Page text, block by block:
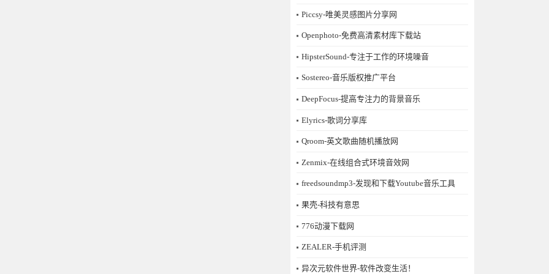
Piccsy-唯美灵感图片分享网
Openphoto-免费高清素材库下载站
HipsterSound-专注于工作的环境噪音
Sostereo-音乐版权推广平台
DeepFocus-提高专注力的背景音乐
Elyrics-歌词分享库
Qroom-英文歌曲随机播放网
Zenmix-在线组合式环境音效网
freedsoundmp3-发现和下载Youtube音乐工具
果壳-科技有意思
776动漫下载网
ZEALER-手机评测
异次元软件世界-软件改变生活！